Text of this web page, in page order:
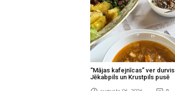
“Mājas kafejnīcas” ver durvis
Jēkabpils un Krustpils pusē